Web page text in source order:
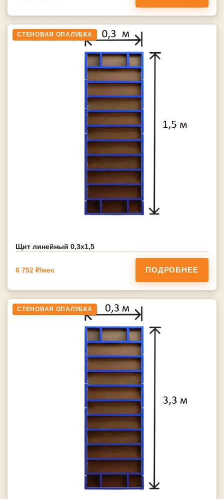
СТЕНОВАЯ ОПАЛУБКА
Щит линейный 0,3х1,5
6 752 ₽/мес ПОДРОБНЕЕ
СТЕНОВАЯ ОПАЛУБКА